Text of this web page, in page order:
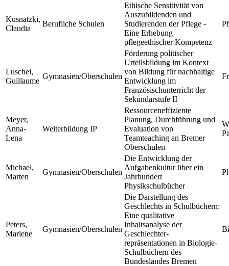
Kusnatzki,
Claudia
Berufliche Schulen
Ethische Sensitivität von
Auszubildenden und
Studierenden der Pflege -
Eine Erhebung
pflegeethischer Kompetenz
Luschei,
Guillaume
Gymnasien/Oberschulen
Förderung politischer
Urteilsbildung im Kontext
von Bildung für nachhaltige
Entwicklung im
Französischunterricht der
Sekundarstufe II
Meyer,
Anna-
Lena
Weiterbildung IP
Ressourceneffiziente
Planung, Durchführung und
Evaluation von
Teamteaching an Bremer
Oberschulen
Michael,
Marten
Gymnasien/Oberschulen
Die Entwicklung der
Aufgabenkultur über ein
Jahrhundert
Physikschulbücher
Peters,
Marlene
Gymnasien/Oberschulen
Die Darstellung des
Geschlechts in Schulbüchern:
Eine qualitative
Inhaltsanalyse der
Geschlechter-
repräsentationen in Biologie-
Schulbüchern des
Bundeslandes Bremen